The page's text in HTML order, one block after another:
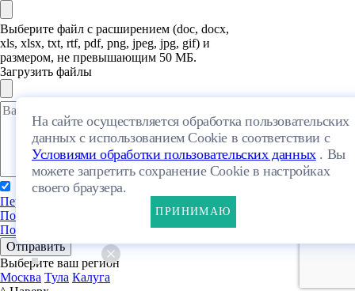
Выберите файл с расширением (doc, docx,
xls, xlsx, txt, rtf, pdf, png, jpeg, jpg, gif) и
размером, не превышающим 50 МБ.
Загрузить файлы
Я даю свое согласие на обработку
Персональных данных
Политикой конфиденциальностии
Пользовательским соглашением
Отправить
Выберите ваш регион
Москва Тула Калуга
На сайте осуществляется обработка пользовательских
данных с использованием Cookie в соответствии с
Условиями обработки пользовательских данных. Вы
можете запретить сохранение Cookie в настройках
своего браузера.
ПРИНИМАЮ